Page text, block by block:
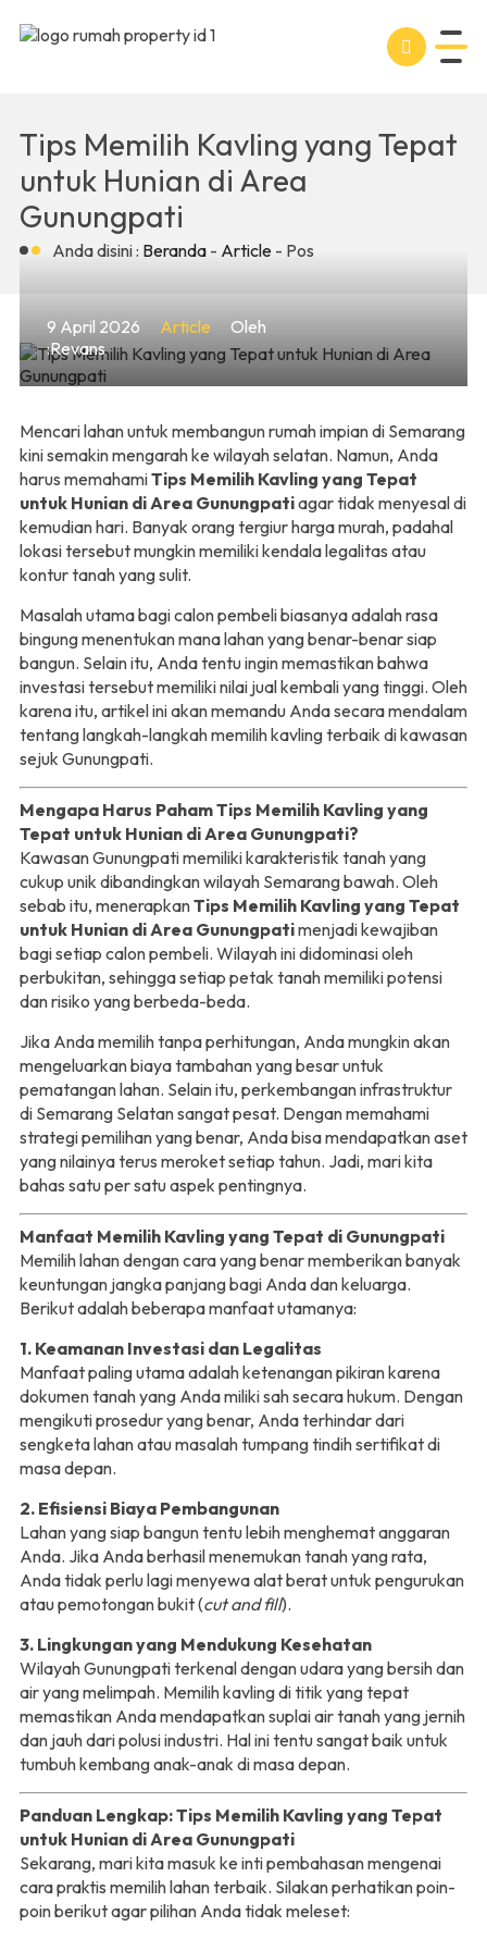
Tips Memilih Kavling yang Tepat
untuk Hunian di Area
Gunungpati
Anda disini : Beranda - Article - Pos
9 April 2026 Article
Oleh
:Revans
Mencari lahan untuk membangun rumah impian di Semarang
kini semakin mengarah ke wilayah selatan. Namun, Anda
harus memahamiTips Memilih Kavling yang Tepat
untuk Hunian di Area Gunungpatiagar tidak menyesal di
kemudian hari. Banyak orang tergiur harga murah, padahal
lokasi tersebut mungkin memiliki kendala legalitas atau
kontur tanah yang sulit.
Masalah utama bagi calon pembeli biasanya adalah rasa
bingung menentukan mana lahan yang benar-benar siap
bangun. Selain itu, Anda tentu ingin memastikan bahwa
investasi tersebut memiliki nilai jual kembali yang tinggi. Oleh
karena itu, artikel ini akan memandu Anda secara mendalam
tentang langkah-langkah memilih kavling terbaik di kawasan
sejuk Gunungpati.
Mengapa Harus Paham Tips Memilih Kavling yang
Tepat untuk Hunian di Area Gunungpati?
Kawasan Gunungpati memiliki karakteristik tanah yang
cukup unik dibandingkan wilayah Semarang bawah. Oleh
sebab itu, menerapkanTips Memilih Kavling yang Tepat
untuk Hunian di Area Gunungpatimenjadi kewajiban
bagi setiap calon pembeli. Wilayah ini didominasi oleh
perbukitan, sehingga setiap petak tanah memiliki potensi
dan risiko yang berbeda-beda.
Jika Anda memilih tanpa perhitungan, Anda mungkin akan
mengeluarkan biaya tambahan yang besar untuk
pematangan lahan. Selain itu, perkembangan infrastruktur
di Semarang Selatan sangat pesat. Dengan memahami
strategi pemilihan yang benar, Anda bisa mendapatkan aset
yang nilainya terus meroket setiap tahun. Jadi, mari kita
bahas satu per satu aspek pentingnya.
Manfaat Memilih Kavling yang Tepat di Gunungpati
Memilih lahan dengan cara yang benar memberikan banyak
keuntungan jangka panjang bagi Anda dan keluarga.
Berikut adalah beberapa manfaat utamanya:
1. Keamanan Investasi dan Legalitas
Manfaat paling utama adalah ketenangan pikiran karena
dokumen tanah yang Anda miliki sah secara hukum. Dengan
mengikuti prosedur yang benar, Anda terhindar dari
sengketa lahan atau masalah tumpang tindih sertifikat di
masa depan.
2. Efisiensi Biaya Pembangunan
Lahan yang siap bangun tentu lebih menghemat anggaran
Anda. Jika Anda berhasil menemukan tanah yang rata,
Anda tidak perlu lagi menyewa alat berat untuk pengurukan
atau pemotongan bukit (cut and fill).
3. Lingkungan yang Mendukung Kesehatan
Wilayah Gunungpati terkenal dengan udara yang bersih dan
air yang melimpah. Memilih kavling di titik yang tepat
memastikan Anda mendapatkan suplai air tanah yang jernih
dan jauh dari polusi industri. Hal ini tentu sangat baik untuk
tumbuh kembang anak-anak di masa depan.
Panduan Lengkap: Tips Memilih Kavling yang Tepat
untuk Hunian di Area Gunungpati
Sekarang, mari kita masuk ke inti pembahasan mengenai
cara praktis memilih lahan terbaik. Silakan perhatikan poin-
poin berikut agar pilihan Anda tidak meleset: